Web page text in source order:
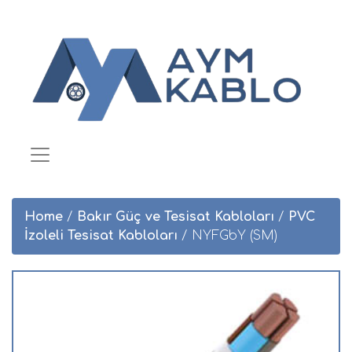
Home / Bakır Güç ve Tesisat Kabloları / PVC
İzoleli Tesisat Kabloları / NYFGbY (SM)